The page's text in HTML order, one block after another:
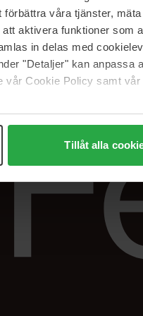
våra tjänster,
aktivera funktioner som
in delas med
"Detaljer" kan anpassa
vår Cookie Policy samt vår
Tillåt alla
bestillingen min
og reklamasjon
har blitt